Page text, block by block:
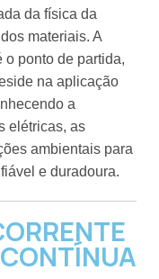
da física da
materiais. A
o ponto de partida,
na aplicação
a
elétricas, as
ambientais para
e duradoura.